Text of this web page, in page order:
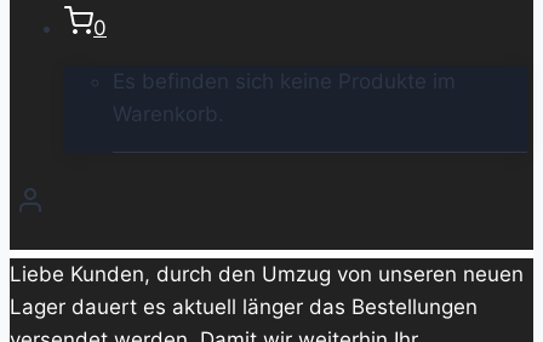
0
Es befinden sich keine Produkte im
Warenkorb.
Liebe Kunden, durch den Umzug von unseren neuen
Lager dauert es aktuell länger das Bestellungen